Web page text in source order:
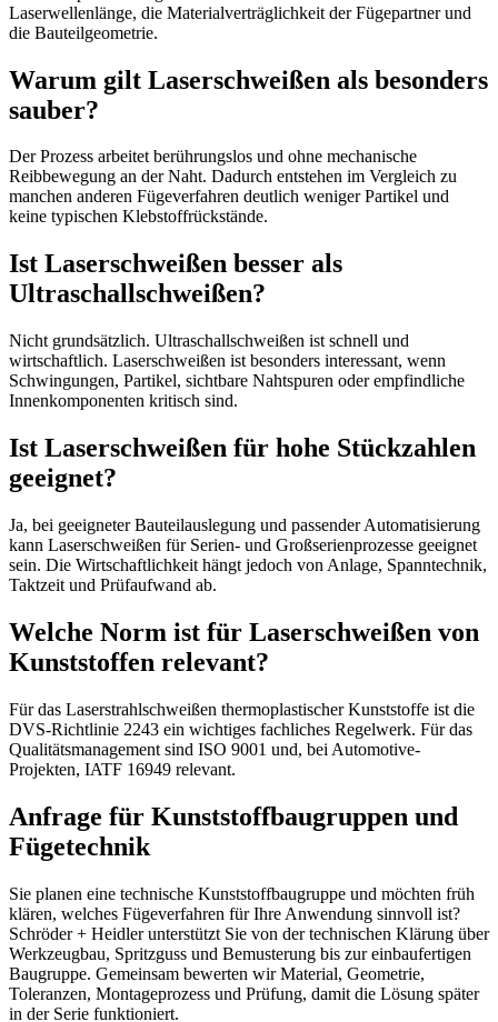
Laserwellenlänge, die Materialverträglichkeit der Fügepartner und
die Bauteilgeometrie.
Warum gilt Laserschweißen als besonders
sauber?
Der Prozess arbeitet berührungslos und ohne mechanische
Reibbewegung an der Naht. Dadurch entstehen im Vergleich zu
manchen anderen Fügeverfahren deutlich weniger Partikel und
keine typischen Klebstoffrückstände.
Ist Laserschweißen besser als
Ultraschallschweißen?
Nicht grundsätzlich. Ultraschallschweißen ist schnell und
wirtschaftlich. Laserschweißen ist besonders interessant, wenn
Schwingungen, Partikel, sichtbare Nahtspuren oder empfindliche
Innenkomponenten kritisch sind.
Ist Laserschweißen für hohe Stückzahlen
geeignet?
Ja, bei geeigneter Bauteilauslegung und passender Automatisierung
kann Laserschweißen für Serien- und Großserienprozesse geeignet
sein. Die Wirtschaftlichkeit hängt jedoch von Anlage, Spanntechnik,
Taktzeit und Prüfaufwand ab.
Welche Norm ist für Laserschweißen von
Kunststoffen relevant?
Für das Laserstrahlschweißen thermoplastischer Kunststoffe ist die
DVS-Richtlinie 2243 ein wichtiges fachliches Regelwerk. Für das
Qualitätsmanagement sind ISO 9001 und, bei Automotive-
Projekten, IATF 16949 relevant.
Anfrage für Kunststoffbaugruppen und
Fügetechnik
Sie planen eine technische Kunststoffbaugruppe und möchten früh
klären, welches Fügeverfahren für Ihre Anwendung sinnvoll ist?
Schröder + Heidler unterstützt Sie von der technischen Klärung über
Werkzeugbau, Spritzguss und Bemusterung bis zur einbaufertigen
Baugruppe. Gemeinsam bewerten wir Material, Geometrie,
Toleranzen, Montageprozess und Prüfung, damit die Lösung später
in der Serie funktioniert.